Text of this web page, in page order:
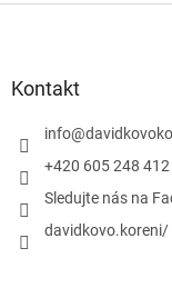
Kontakt
info@
+420 605 248 412
Sledujte nás na
davidkovo.koreni/